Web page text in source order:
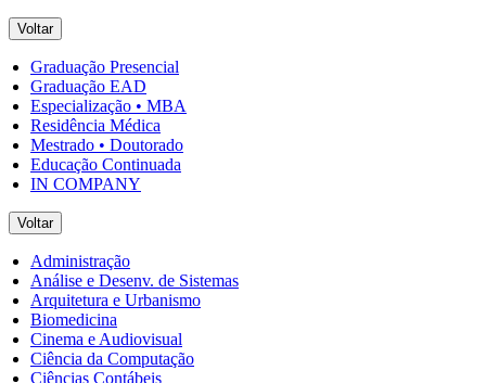
Voltar
Graduação Presencial
Graduação EAD
Especialização • MBA
Residência Médica
Mestrado • Doutorado
Educação Continuada
IN COMPANY
Voltar
Administração
Análise e Desenv. de Sistemas
Arquitetura e Urbanismo
Biomedicina
Cinema e Audiovisual
Ciência da Computação
Ciências Contábeis